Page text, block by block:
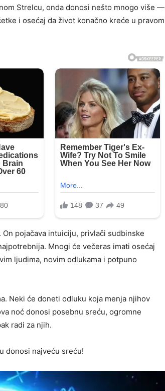
Strelcu, onda donosi nešto mnogo više —
i osećaj da život konačno kreće u pravom
pojačava intuiciju, privlači sudbinske
Mnogi će večeras imati osećaj
ljudima, novim odlukama i potpuno
Neki će doneti odluku koja menja njihov
noć donosi posebnu sreću, ogromne
radi za njih.
donosi najveću sreću!